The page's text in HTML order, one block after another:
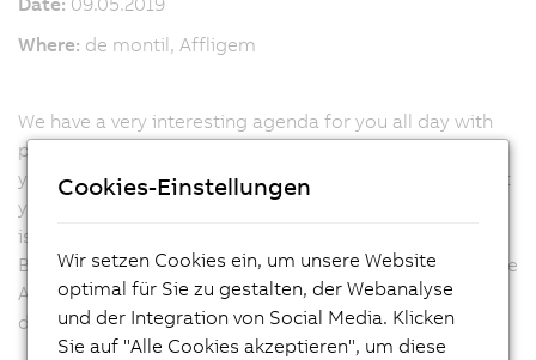
Where: de montil, Affligem
We have a very interesting agenda for you all day with
parralel sessions, which will run twice a day. This way
you are able to attend all the interesting topics that suit
your wishes and demands. Besides that our show floor
is opened all day with live product demonstrations and
B&R product solutions, supported by our B&R Merelbeke
Application and Sales Engineers. They are open for
discussions and to answer all your questions.
Cookies-Einstellungen
Wir setzen Cookies ein, um unsere Website
optimal für Sie zu gestalten, der Webanalyse
und der Integration von Social Media. Klicken
Sie auf "Alle Cookies akzeptieren", um diese